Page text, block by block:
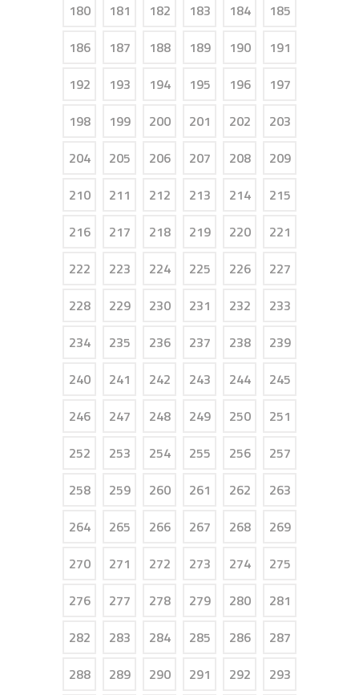
180
181 182 183 184
185
186
187 188 189 190
191
192
193 194 195 196
197
198
199 200 201 202
203
204
205 206 207 208
209
210
211 212 213 214
215
216
217 218 219 220
221
222
223 224 225 226
227
228
229 230 231 232
233
234
235 236 237 238
239
240
241 242 243 244
245
246
247 248 249 250
251
252
253 254 255 256
257
258
259 260 261 262
263
264
265 266 267 268
269
270
271 272 273 274
275
276
277 278 279 280
281
282
283 284 285 286
287
288
289 290 291 292
293